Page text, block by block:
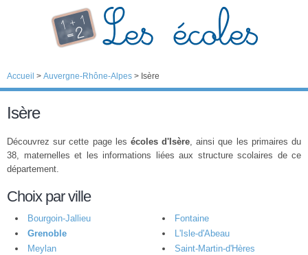
Accueil > Auvergne-Rhône-Alpes > Isère
Isère
Découvrez sur cette page les écoles d'Isère, ainsi que les primaires du
38, maternelles et les informations liées aux structure scolaires de ce
département.
Choix par ville
Bourgoin-Jallieu
Fontaine
Grenoble
L'Isle-d'Abeau
Meylan
Saint-Martin-d'Hères